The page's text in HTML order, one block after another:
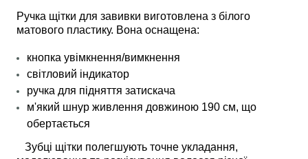
Ручка щітки для завивки виготовлена з білого
матового пластику. Вона оснащена:
кнопка увімкнення/вимкнення
світловий індикатор
ручка для підняття затискача
м'який шнур живлення довжиною 190 см, що
обертається
Зубці щітки полегшують точне укладання,